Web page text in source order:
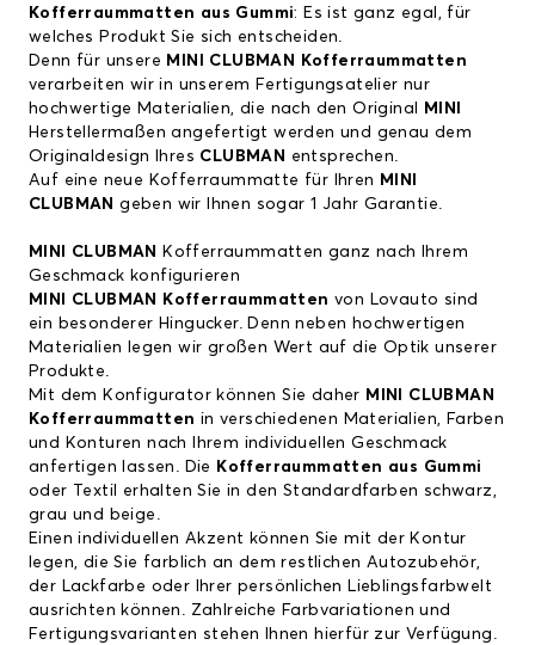
Kofferraummatten aus Gummi: Es ist ganz egal, für
welches Produkt Sie sich entscheiden.
Denn für unsere MINI CLUBMAN Kofferraummatten
verarbeiten wir in unserem Fertigungsatelier nur
hochwertige Materialien, die nach den Original
MINI
Herstellermaßen angefertigt werden und genau dem
Originaldesign Ihres CLUBMAN entsprechen.
Auf eine neue Kofferraummatte für Ihren MINI
CLUBMANgeben wir Ihnen sogar 1 Jahr Garantie.
MINI CLUBMAN
Kofferraummatten ganz nach Ihrem
Geschmack konfigurieren
MINI CLUBMAN
Kofferraummatten von Lovauto sind
ein besonderer Hingucker. Denn neben hochwertigen
Materialien legen wir großen Wert auf die Optik unserer
Produkte.
Mit dem Konfigurator können Sie daher MINI CLUBMAN
Kofferraummatten in verschiedenen Materialien, Farben
und Konturen nach Ihrem individuellen Geschmack
anfertigen lassen. Die Kofferraummatten aus Gummi
oder Textil erhalten Sie in den Standardfarben schwarz,
grau und beige.
Einen individuellen Akzent können Sie mit der Kontur
legen, die Sie farblich an dem restlichen Autozubehör,
der Lackfarbe oder Ihrer persönlichen Lieblingsfarbwelt
ausrichten können. Zahlreiche Farbvariationen und
Fertigungsvarianten stehen Ihnen hierfür zur Verfügung.